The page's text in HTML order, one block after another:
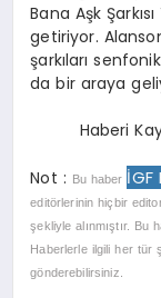
Bana Aşk
getiriyor.
şarkıları
da bir araya
Haberi
Not : Bu haber İGF
editörlerinin hiçbir
şekliyle alınmıştır. Bu
Haberlerle ilgili her tür
gönderebilirsiniz.